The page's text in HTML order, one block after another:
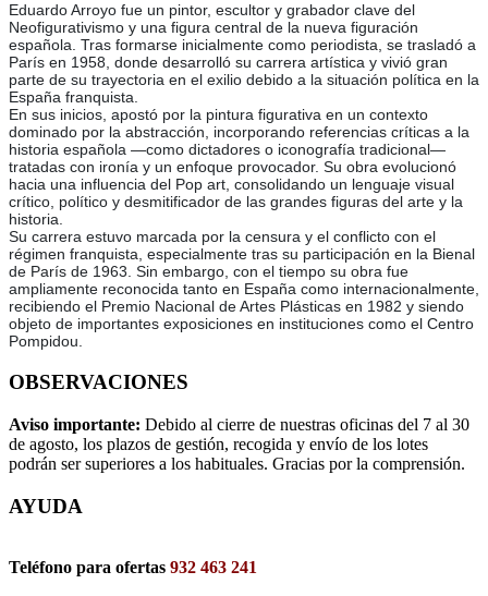
Eduardo Arroyo fue un pintor, escultor y grabador clave del
Neofigurativismo y una figura central de la nueva figuración
española. Tras formarse inicialmente como periodista, se trasladó a
París en 1958, donde desarrolló su carrera artística y vivió gran
parte de su trayectoria en el exilio debido a la situación política en la
España franquista.
En sus inicios, apostó por la pintura figurativa en un contexto
dominado por la abstracción, incorporando referencias críticas a la
historia española —como dictadores o iconografía tradicional—
tratadas con ironía y un enfoque provocador. Su obra evolucionó
hacia una influencia del Pop art, consolidando un lenguaje visual
crítico, político y desmitificador de las grandes figuras del arte y la
historia.
Su carrera estuvo marcada por la censura y el conflicto con el
régimen franquista, especialmente tras su participación en la Bienal
de París de 1963. Sin embargo, con el tiempo su obra fue
ampliamente reconocida tanto en España como internacionalmente,
recibiendo el Premio Nacional de Artes Plásticas en 1982 y siendo
objeto de importantes exposiciones en instituciones como el Centro
Pompidou.
OBSERVACIONES
Aviso importante: Debido al cierre de nuestras oficinas del 7 al 30
de agosto, los plazos de gestión, recogida y envío de los lotes
podrán ser superiores a los habituales. Gracias por la comprensión.
AYUDA
Teléfono para ofertas 932 463 241